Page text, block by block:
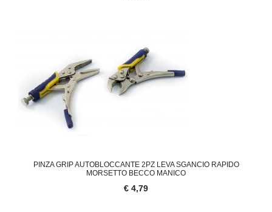
PINZA GRIP AUTOBLOCCANTE 2PZ LEVA SGANCIO RAPIDO
MORSETTO BECCO MANICO
€ 4,79